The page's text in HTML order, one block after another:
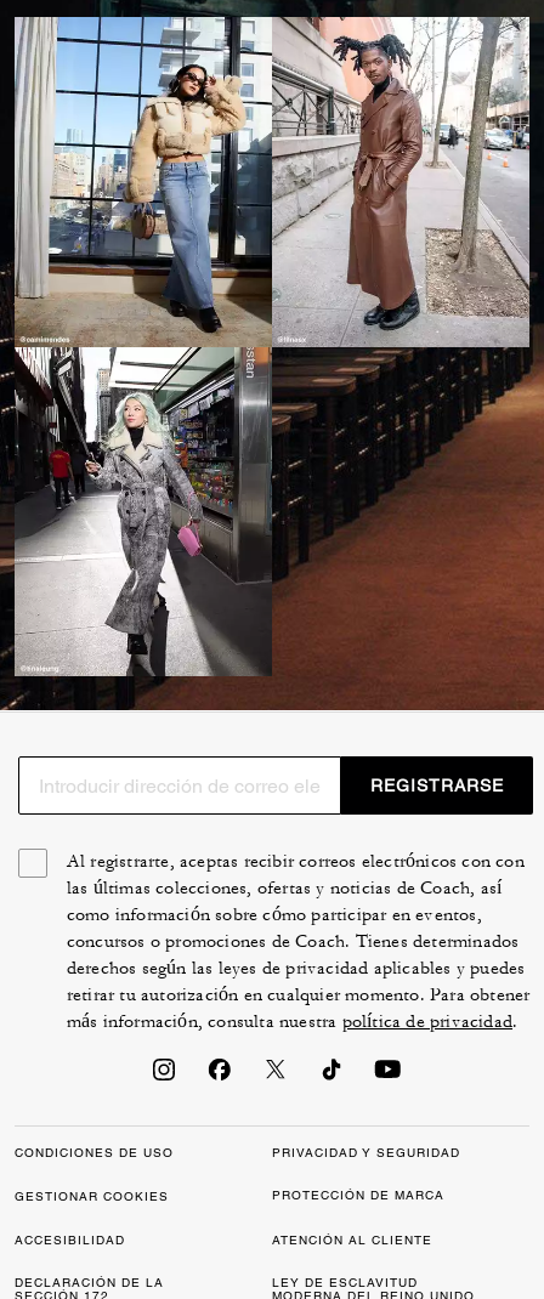
REGISTRARSE
Al registrarte, aceptas recibir correos electrónicos con con
las últimas colecciones, ofertas y noticias de Coach, así
como información sobre cómo participar en eventos,
concursos o promociones de Coach. Tienes determinados
derechos según las leyes de privacidad aplicables y puedes
retirar tu autorización en cualquier momento. Para obtener
más información, consulta nuestra política de privacidad.
CONDICIONES DE USO PRIVACIDAD Y SEGURIDAD
GESTIONAR COOKIES PROTECCIÓN DE MARCA
ACCESIBILIDAD ATENCIÓN AL CLIENTE
DECLARACIÓN DE LA
LEY DE ESCLAVITUD